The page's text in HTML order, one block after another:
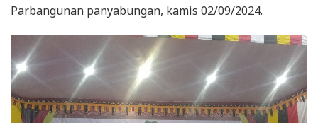
Parbangunan panyabungan, kamis 02/09/2024.